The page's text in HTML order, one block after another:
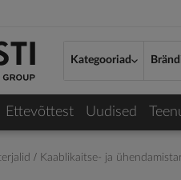
Kategooriad
Ettevõttest Uudised
Kaablikaitse- ja